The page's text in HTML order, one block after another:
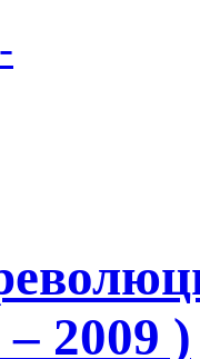
2009 )